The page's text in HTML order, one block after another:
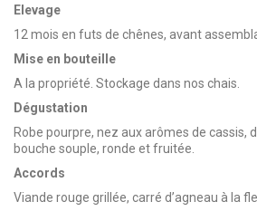
Elevage
12 mois en futs de chênes, avant
Mise en bouteille
A la propriété. Stockage dans nos chais.
Dégustation
Robe pourpre, nez aux arômes de cassis,
bouche souple, ronde et fruitée.
Accords
Viande rouge grillée, carré d’agneau à la